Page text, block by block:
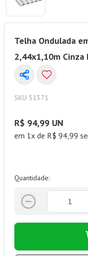
Telha Ondulada
2,44x1,10m
SKU 51371
R$ 94,99 UN
em 1x de R$ 94,99
Quantidade: